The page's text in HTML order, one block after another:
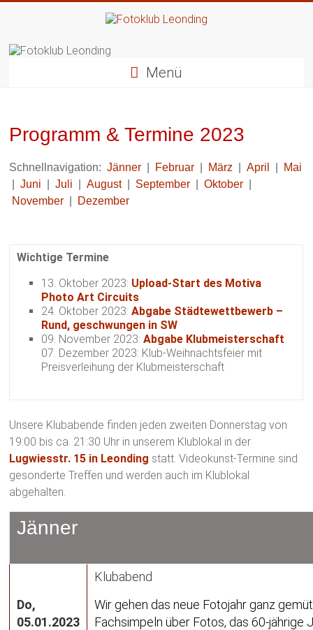
Fotoklub
Menü
Programm & Termine 2023
Schnellnavigation:Jänner Februar März |April
Mai
|Juni |Juli |August| September |Oktober
November
Dezember
Wichtige Termine
13. Oktober 2023: Upload-Start des Motiva
Photo Art Circuits
24. Oktober 2023:Abgabe Städtewettbewerb –
Rund, geschwungen in SW
09. November 2023:Abgabe Klubmeisterschaft
07. Dezember 2023: Klub-Weihnachtsfeier mit
Preisverleihung der Klubmeisterschaft
Unsere Klubabende finden jeden zweiten Donnerstag von
19:00 bis ca. 21:30 Uhr in unserem Klublokal in der
Lugwiesstr. 15 in Leonding statt. Videokunst-Termine sind
gesonderte Treffen und werden auch im Klublokal
abgehalten.
Jänner
Do,
05.01.2023
Klubabend
Wir gehen das neue Fotojahr ganz
Fachsimpeln über Fotos, das 60-jährige